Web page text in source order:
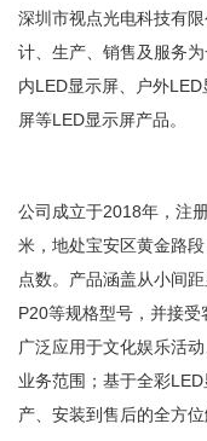
深圳市视点光电科技有
计、生产、销售及服务
内LED显示屏、户外
屏等LED显示屏产品。
公司成立于2018年，注
米，地处宝安区黄金路
点数。产品涵盖从小间
P20等规格型号，并接
广泛应用于文化娱乐活
业务范围；基于全彩
产、安装到售后的全方